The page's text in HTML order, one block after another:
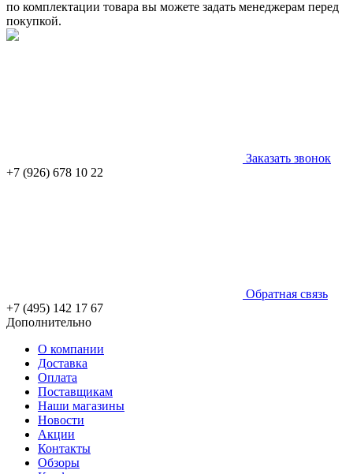
по комплектации товара вы можете задать менеджерам перед
покупкой.
Заказать звонок
+7 (926) 678 10 22
Обратная связь
+7 (495) 142 17 67
Дополнительно
О компании
Доставка
Оплата
Поставщикам
Наши магазины
Новости
Акции
Контакты
Обзоры